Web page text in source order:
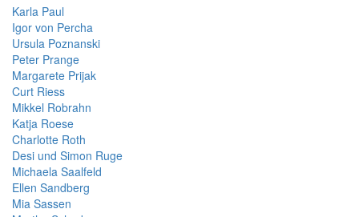
Karla Paul
Igor von Percha
Ursula Poznanski
Peter Prange
Margarete Prijak
Curt Riess
Mikkel Robrahn
Katja Roese
Charlotte Roth
Desi und Simon Ruge
Michaela Saalfeld
Ellen Sandberg
Mia Sassen